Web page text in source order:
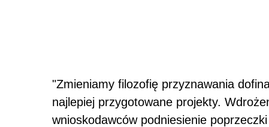
"Zmieniamy filozofię przyznawania
najlepiej przygotowane projekty.
wnioskodawców podniesienie